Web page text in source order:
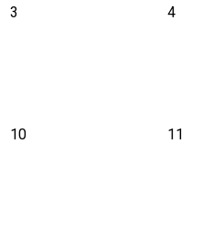
3 4
10 11